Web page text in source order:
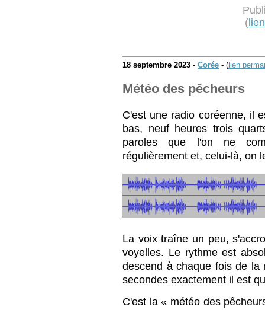
(
18 septembre 2023 - Corée - (lien
Météo des pêcheurs
C'est une radio coréenne, il
bas, neuf heures trois
paroles que l'on ne
régulièrement et, celui-là, on
La voix traîne un peu,
voyelles. Le rythme est
descend à chaque fois de la
secondes exactement il est
C'est la « météo des